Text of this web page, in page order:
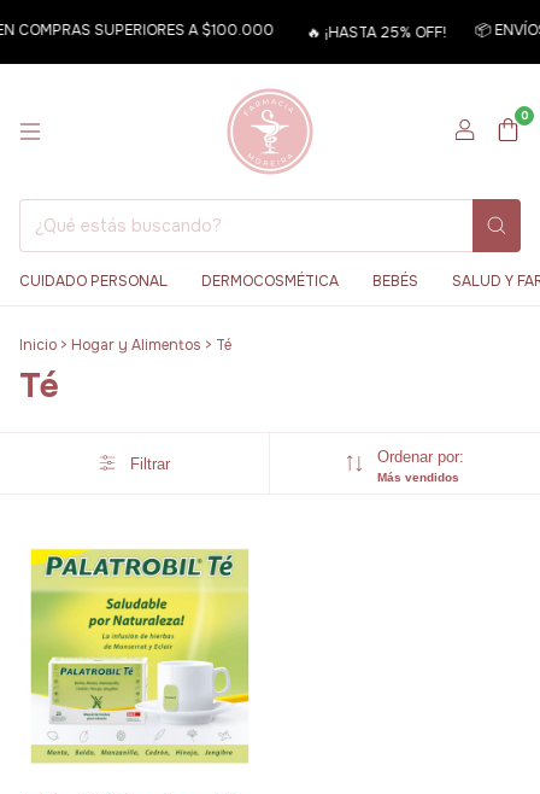
COMPRAS SUPERIORES A $100.000 🔥 ¡HASTA 25% OFF! 📦
0
CUIDADO PERSONAL DERMOCOSMÉTICA BEBÉS SALUD Y
Inicio > Hogar y Alimentos > Té
Té
Filtrar Ordenar por:
Más vendidos